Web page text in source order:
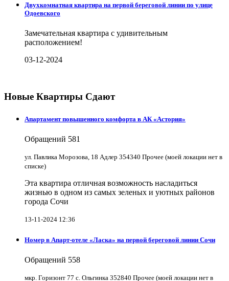
Двухкомнатная квартира на первой береговой линии по улице
Одоевского
Замечательная квартира с удивительным
расположением!
03-12-2024
Новые Квартиры Сдают
Апартамент повышенного комфорта в АК «Астория»
Обращений 581
ул. Павлика Морозова, 18 Адлер 354340 Прочее (моей локации нет в
списке)
Эта квартира отличная возможность насладиться
жизнью в одном из самых зеленых и уютных районов
города Сочи
13-11-2024 12:36
Номер в Апарт-отеле «Ласка» на первой береговой линии Сочи
Обращений 558
мкр. Горизонт 77 с. Ольгинка 352840 Прочее (моей локации нет в